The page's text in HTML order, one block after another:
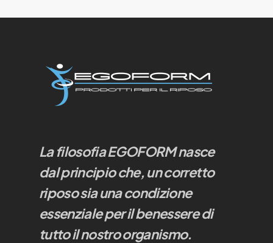
La filosofia EGOFORM nasce
dal principio che, un corretto
riposo sia una condizione
essenziale per il benessere di
tutto il nostro organismo.